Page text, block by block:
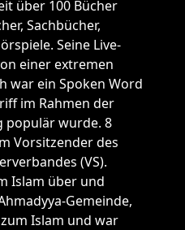
über 100 Bücher
Sachbücher,
Seine Live-
einer extremen
war ein Spoken Word
im Rahmen der
populär wurde. 8
Vorsitzender des
(VS).
Islam über und
Gemeinde,
Islam und war